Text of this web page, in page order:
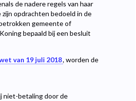
de nadere regels van haar
opdrachten bedoeld in de
gemeente of
bepaald bij een besluit
van 19 juli 2018, worden de
niet-betaling door de